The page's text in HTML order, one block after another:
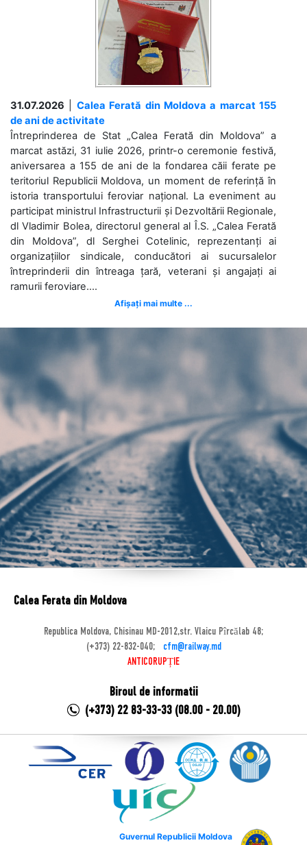
31.07.2026
Calea Ferată din Moldova a marcat 155
de ani de activitate
Întreprinderea de Stat „Calea Ferată din Moldova” a
marcat astăzi, 31 iulie 2026, printr-o ceremonie festivă,
aniversarea a 155 de ani de la fondarea căii ferate pe
teritoriul Republicii Moldova, un moment de referință în
istoria transportului feroviar național. La eveniment au
participat ministrul Infrastructurii și Dezvoltării Regionale,
dl Vladimir Bolea, directorul general al Î.S. „Calea Ferată
din Moldova”, dl Serghei Cotelinic, reprezentanți ai
organizațiilor sindicale, conducători ai sucursalelor
întreprinderii din întreaga țară, veterani și angajați ai
ramurii feroviare....
Afișați mai multe ...
Calea Ferata din Moldova
Republica Moldova, Chisinau MD-2012,str. Vlaicu Pîrcălab 48;
(+373) 22-832-040;
cfm@railway.md
ANTICORUPȚIE
Biroul de informatii
(+373) 22 83-33-33 (08.00 - 20.00)
Guvernul Republicii Moldova